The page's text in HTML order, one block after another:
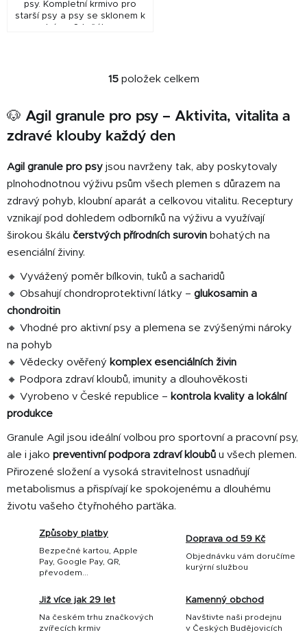
psy. Kompletní krmivo pro
starší psy a psy se sklonem k
O
l
á
a
c
í
p
r
v
v
ý
i
u
15položek celkem
🐶 Agil granule pro psy – Aktivita, vitalita a
zdravé klouby každý den
Agil granule pro psy jsou navrženy tak, aby poskytovaly
plnohodnotnou výživu psům všech plemen s důrazem na
zdravý pohyb, kloubní aparát a celkovou vitalitu. Receptury
vznikají pod dohledem odborníků na výživu a využívají
širokou škálu čerstvých přírodních surovin bohatých na
esenciální živiny.
🔸 Vyvážený poměr bílkovin, tuků a sacharidů
🔸 Obsahují chondroprotektivní látky – glukosamin a
chondroitin
🔸 Vhodné pro aktivní psy a plemena se zvýšenými nároky
na pohyb
🔸 Vědecky ověřený komplex esenciálních živin
🔸 Podpora zdraví kloubů, imunity a dlouhověkosti
🔸 Vyrobeno v České republice – kontrola kvality a lokální
produkce
Granule Agil jsou ideální volbou pro sportovní a pracovní psy,
ale i jako preventivní podpora zdraví kloubů u všech plemen.
Přirozené složení a vysoká stravitelnost usnadňují
metabolismus a přispívají ke spokojenému a dlouhému
životu vašeho čtyřnohého parťáka.
Způsoby platby
Bezpečné kartou, Apple
Pay, Google Pay, QR,
převodem...
Doprava od 59 Kč
Objednávku vám doručíme
kurýrní službou
Již více jak 29 let
Na českém trhu značkových
zvířecích krmiv
Kamenný obchod
Navštivte naši prodejnu
v Českých Budějovicích